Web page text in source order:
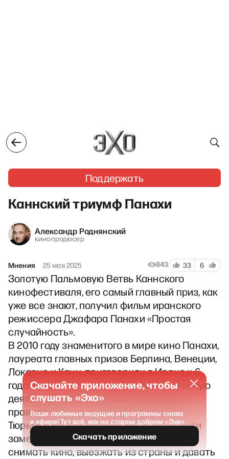
Поддержать
Каннский триумф Панахи
Александр Роднянский
кинопродюсер
Мнения 25 мая 2025 843 33 6
Золотую Пальмовую Ветвь Каннского
кинофестиваля, его самый главный приз, как
уже все знают, получил фильм иранского
режиссера Джафара Панахи «Простая
случайность».
В 2010 году знаменитого в мире кино Панахи,
лауреата главных призов Берлина, Венеции,
Локарно и Канн, приговорили в Иране к 6
годам тюрьмы за «антиправительственную
деятельность». Знакомые нам сроки,
правда?
Тюрьму «милосердные» иранские власти
заменили домашним арестом, запретив
снимать кино, выезжать из страны и давать
Скачайте приложение, чтобы
слушать «Эхо»
Ваши любимые ведущие и программы снова
в эфире! Тут всё, как на старом добром «Эхе»
Скачать приложение